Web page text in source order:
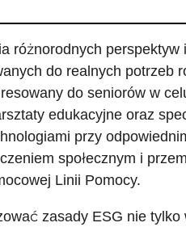
różnorodnych
do realnych potrzeb
do seniorów w
edukacyjne oraz
przy
społecznym i
Linii Pomocy.
zasady ESG nie